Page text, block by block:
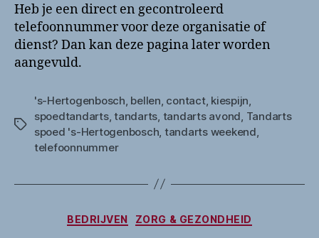
Heb je een direct en gecontroleerd
telefoonnummer voor deze organisatie of
dienst? Dan kan deze pagina later worden
aangevuld.
Tags
's-Hertogenbosch bellen contact, kiespijn
spoedtandarts,tandarts tandarts avond Tandarts
spoed 's-Hertogenbosch tandarts weekend
telefoonnummer
Categorieën
BEDRIJVEN ZORG & GEZONDHEID